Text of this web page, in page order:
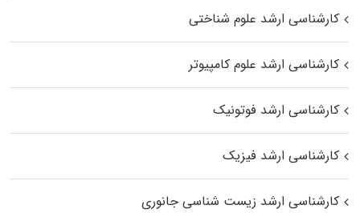
کارشناسی ارشد علوم شناختی
کارشناسی ارشد علوم کامپیوتر
کارشناسی ارشد فوتونیک
کارشناسی ارشد فیزیک
کارشناسی ارشد زیست‌ شناسی جانوری